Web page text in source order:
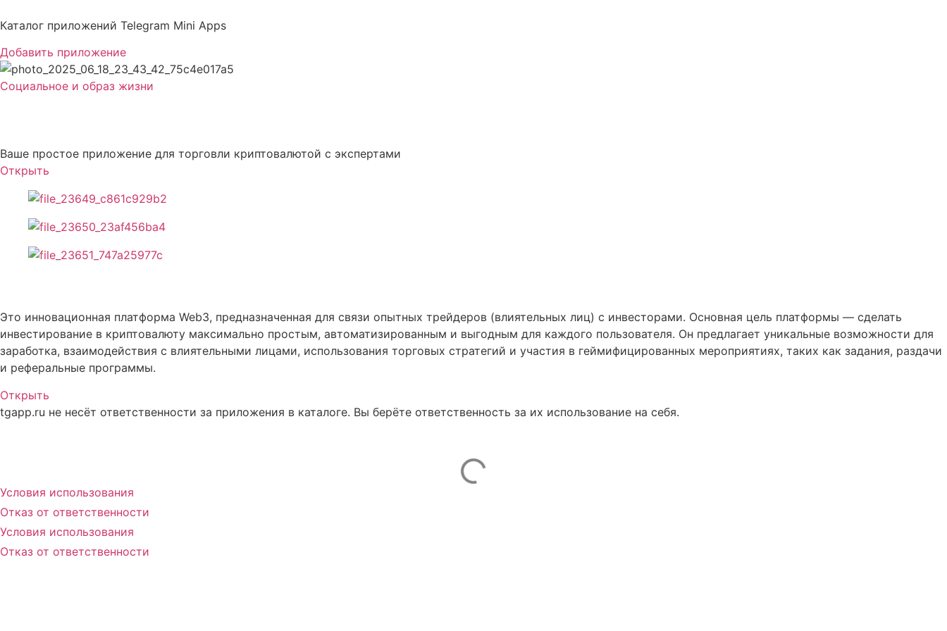
к
Каталог приложений Telegram Mini Apps
Добавить приложение
Социальное и образ жизни
Ваше простое приложение для торговли криптовалютой с экспертами
Открыть
Это инновационная платформа Web3, предназначенная для связи опытных трейдеров (влиятельных лиц) с инвесторами. Основная цель платформы — сделать
инвестирование в криптовалюту максимально простым, автоматизированным и выгодным для каждого пользователя. Он предлагает уникальные возможности для
заработка, взаимодействия с влиятельными лицами, использования торговых стратегий и участия в геймифицированных мероприятиях, таких как задания, раздачи
и реферальные программы.
Открыть
tgapp.ru не несёт ответственности за приложения в каталоге. Вы берёте ответственность за их использование на себя.
Условия использования
Отказ от ответственности
Условия использования
Отказ от ответственности